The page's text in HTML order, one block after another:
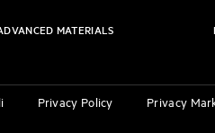
MATERIALS
Privacy Policy Privacy